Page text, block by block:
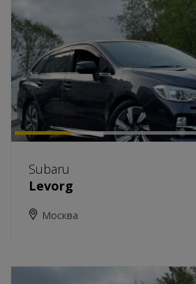
Subaru
Levorg
Москва